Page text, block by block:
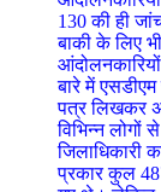
130 की ही
बाकी के लिए
बारे में
पत्र लिखकर
विभिन्न लोगों
जिलाधिकारी
प्रकार कुल